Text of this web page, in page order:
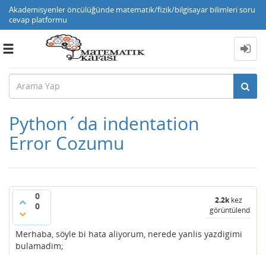
Akademisyenler öncülüğünde matematik/fizik/bilgisayar bilimleri soru
cevap platformu
Toggle
Python´da indentation
Error Cozumu
0
0
2.2kkez
görüntülendi
Merhaba, söyle bi hata aliyorum, nerede yanlis yazdigimi
bulamadim;